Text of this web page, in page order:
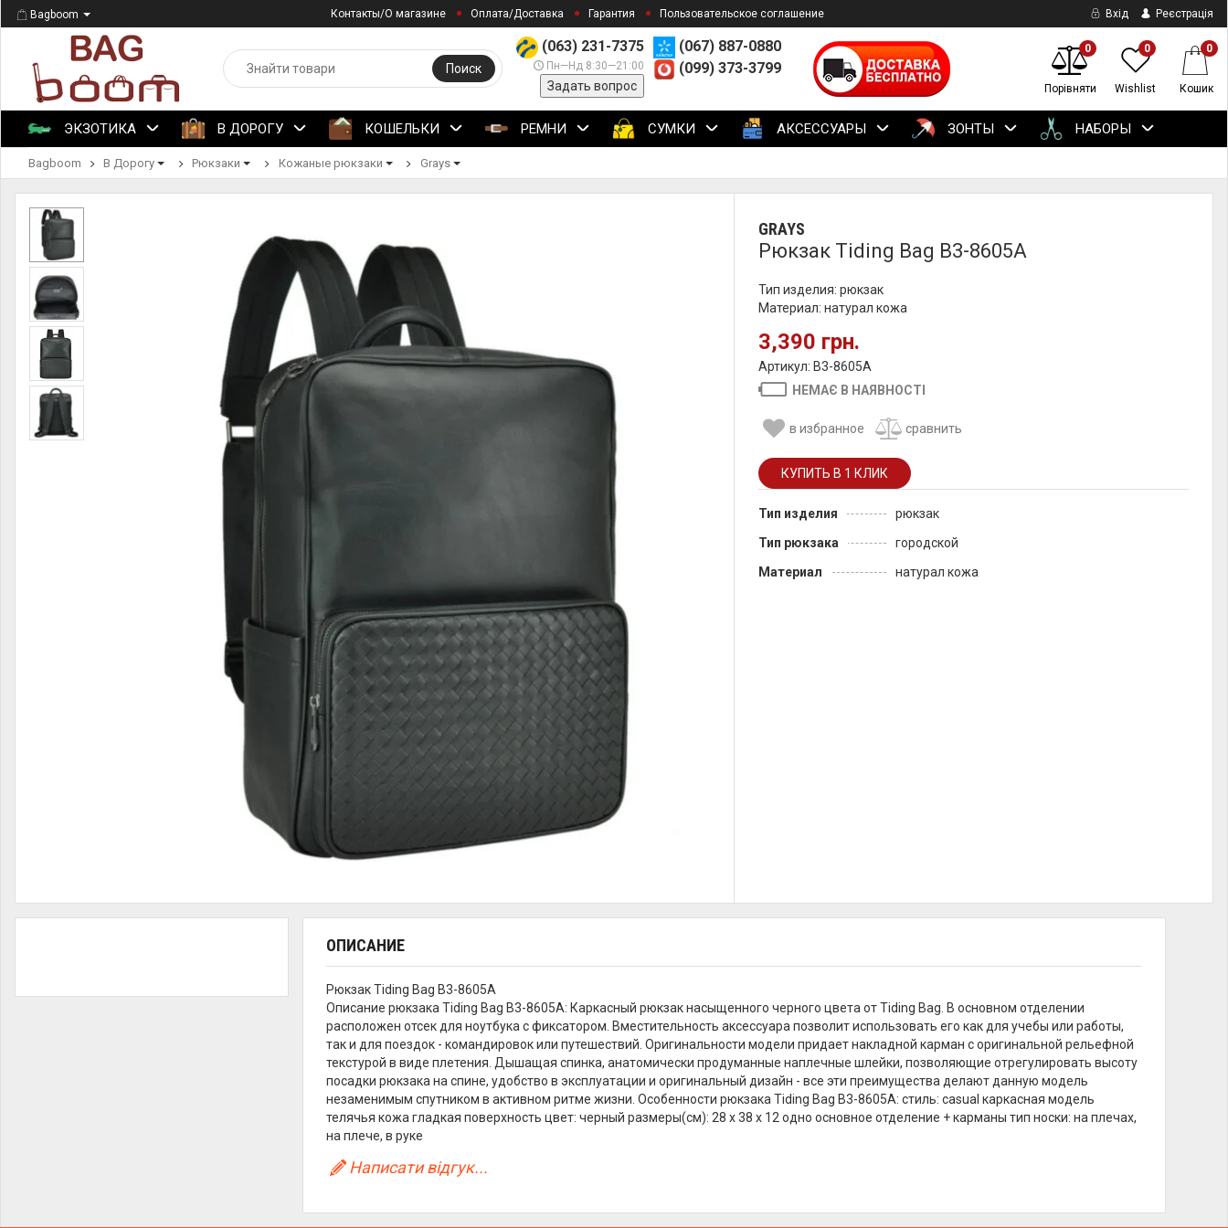
Bagboom Контакты/О магазине Оплата/Доставка Гарантия Пользовательское соглашение Вхід Реєстрація
(063) 231-7375
Пн—Нд 8:30—21:00
Задать вопрос
(067) 887-0880
(099) 373-3799
Поиск
0
Порівняти
0
Wishlist
0
Кошик
ЭКЗОТИКА В ДОРОГУ КОШЕЛЬКИ РЕМНИ СУМКИ АКСЕССУАРЫ ЗОНТЫ НАБОРЫ
Bagboom В Дорогу Рюкзаки Кожаные рюкзаки Grays
GRAYS
Рюкзак Tiding Bag B3-8605A
Тип изделия: рюкзак
Материал: натурал кожа
3,390 грн.
Артикул: B3-8605A
НЕМАЄ В НАЯВНОСТІ
в избранное сравнить
Тип изделия
рюкзак
Тип рюкзака
городской
Материал
натурал кожа
ОПИСАНИЕ
Рюкзак Tiding Bag B3-8605A
Описание рюкзака Tiding Bag B3-8605A: Каркасный рюкзак насыщенного черного цвета от Tiding Bag. В основном отделении
расположен отсек для ноутбука с фиксатором. Вместительность аксессуара позволит использовать его как для учебы или работы,
так и для поездок - командировок или путешествий. Оригинальности модели придает накладной карман с оригинальной рельефной
текстурой в виде плетения. Дышащая спинка, анатомически продуманные наплечные шлейки, позволяющие отрегулировать высоту
посадки рюкзака на спине, удобство в эксплуатации и оригинальный дизайн - все эти преимущества делают данную модель
незаменимым спутником в активном ритме жизни. Особенности рюкзака Tiding Bag B3-8605A: стиль: casual каркасная модель
телячья кожа гладкая поверхность цвет: черный размеры(см): 28 х 38 х 12 одно основное отделение + карманы тип носки: на плечах,
на плече, в руке
Написати відгук...